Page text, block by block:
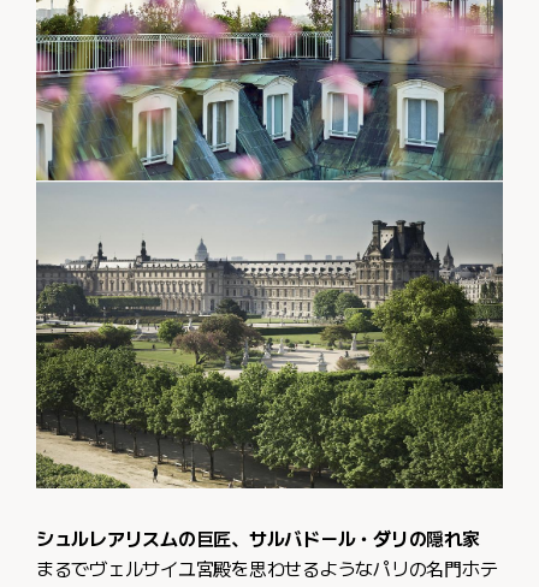
シュルレアリスムの巨匠、サルバドール・ダリの隠れ家
まるでヴェルサイユ宮殿を思わせるようなパリの名門ホテ